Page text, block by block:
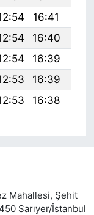
16:41
16:40
16:39
16:39
16:38
Mahallesi, Şehit
Sarıyer/İstanbul